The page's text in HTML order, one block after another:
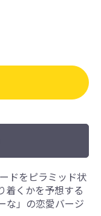
ドをピラミッド状
着くかを予想する
な」の恋愛バージ